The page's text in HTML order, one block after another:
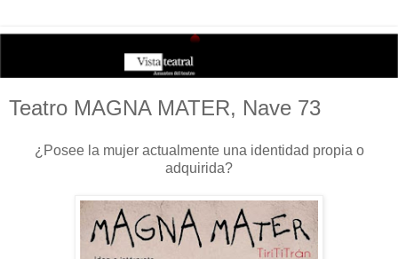
Teatro MAGNA MATER, Nave 73
¿Posee la mujer actualmente una identidad propia o
adquirida?